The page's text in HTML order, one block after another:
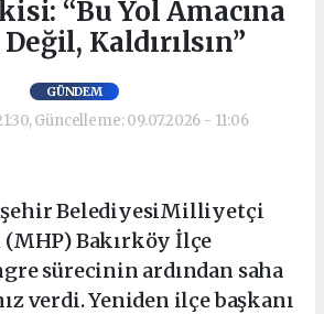
“Bu Yol Amacına
Kaldırılsın”
GÜNDEM
Güncelleme: 09.07.2026 - 11:06
BelediyesiMilliyetçi
Bakırköy İlçe
sürecinin ardından saha
verdi. Yeniden ilçe başkanı